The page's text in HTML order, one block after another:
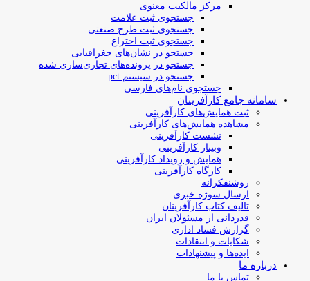
مرکز مالکیت معنوی
جستجوی ثبت علامت
جستجوی ثبت طرح صنعتی
جستجوی ثبت اختراع
جستجو در نشان‌های جغرافیایی
جستجو در پرونده‌های تجاری‌سازی شده
جستجو در سیستم pct
جستجوی نام‌های فارسی
سامانه جامع کارآفرینان
ثبت همایش‌های کارآفرینی
مشاهده همایش‌های کارآفرینی
نشست کارآفرینی
وبینار کارآفرینی
همایش و رویداد کارآفرینی
کارگاه کارآفرینی
روشنفکرانه
ارسال سوژه‌ خبری
تالیف کتاب کارآفرینان
قدردانی از مسئولان ایران
گزارش فساد اداری
شکایات و انتقادات
ایده‌ها و پیشنهادات
درباره ما
تماس با ما